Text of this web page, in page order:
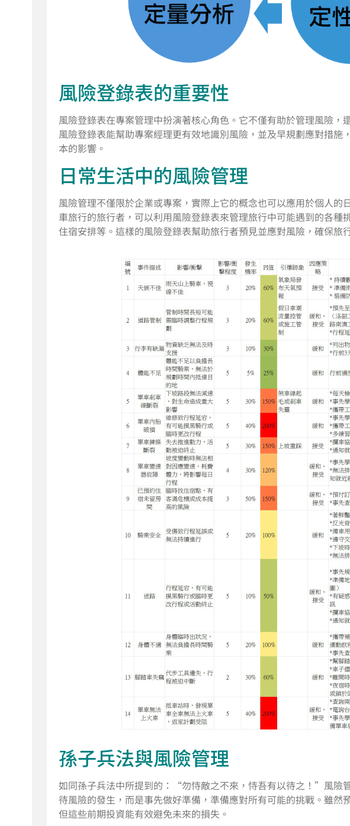
風險登錄表的重要性
風險登錄表在專案管理中扮演著核心角色。它不僅有助於管理風險，
風險登錄表能幫助專案經理更有效地識別風險，並及早規劃應對措施
本的影響。
日常生活中的風險管理
風險管理不僅限於企業或專案，實際上它的概念也可以應用於個人的
車旅行的旅行者，可以利用風險登錄表來管理旅行中可能遇到的各種
住宿安排等。這樣的風險登錄表幫助旅行者預見並應對風險，確保旅
孫子兵法與風險管理
如同孫子兵法中所提到的：“勿恃敵之不來，恃吾有以待之！”風險
待風險的發生，而是事先做好準備，準備應對所有可能的挑戰。雖然
但這些前期投資能有效避免未來的損失。